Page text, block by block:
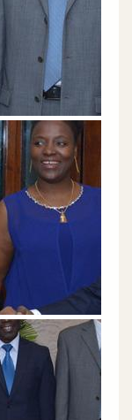
الصورة
الصورة